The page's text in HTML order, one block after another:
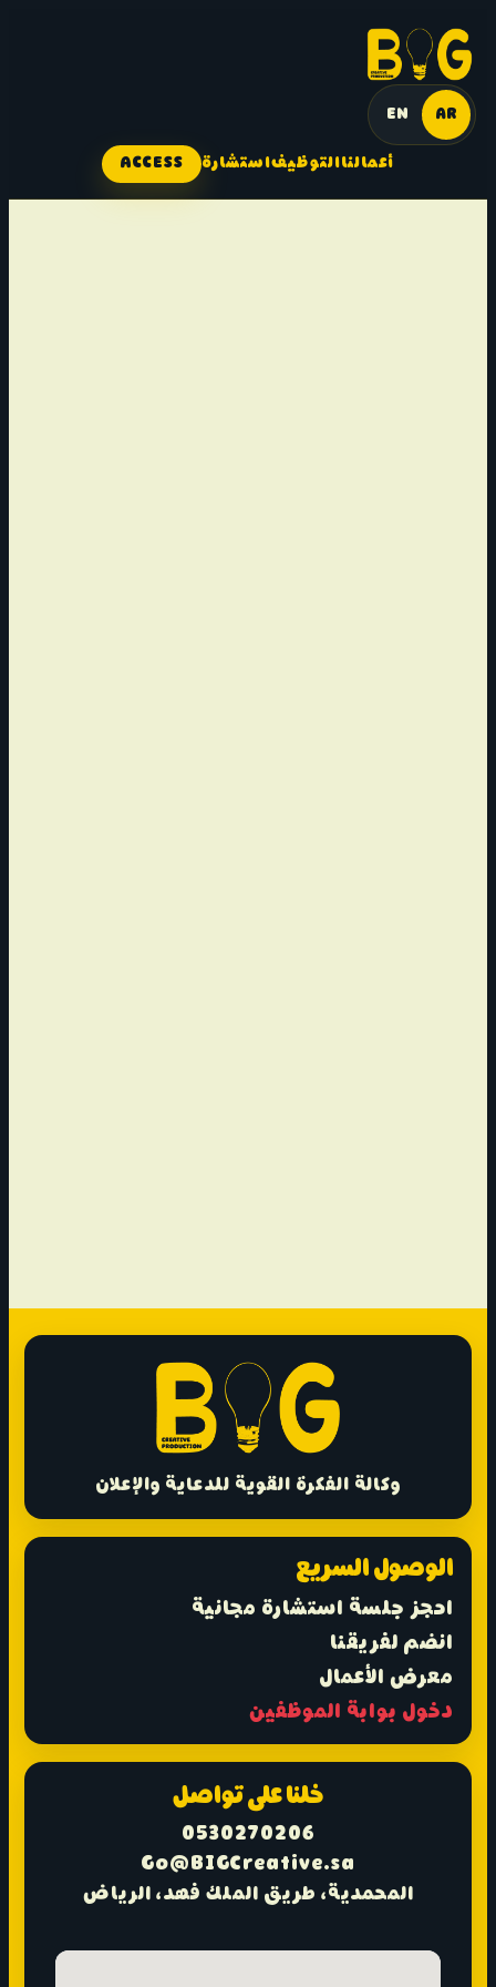
AR
EN
أعمالناالتوظيفاستشارة ACCESS
وكالة الفكرة القوية للدعاية والإعلان
الوصول السريع
احجز جلسة استشارة مجانية
انضم لفريقنا
معرض الأعمال
دخول بوابة الموظفين
خلنا على تواصل
0530270206
Go@BIGCreative.sa
المحمدية، طريق الملك فهد، الرياض